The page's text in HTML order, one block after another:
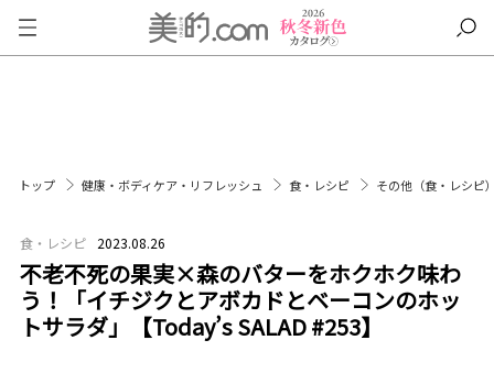
トップ 健康・ボディケア・リフレッシュ 食・レシピ その他（食・レシピ
食・レシピ 2023.08.26
不老不死の果実×森のバターをホクホク味わ
う！「イチジクとアボカドとベーコンのホッ
トサラダ」【Today’s SALAD #253】